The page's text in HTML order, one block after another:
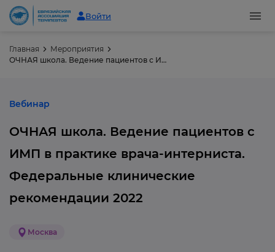
Войти
Главная
Мероприятия
ОЧНАЯ школа. Ведение пациентов с ИМП в практике врача-интерниста. Федеральные клинические рекомендации 2022
Вебинар
ОЧНАЯ школа. Ведение пациентов с
ИМП в практике врача-интерниста.
Федеральные клинические
рекомендации 2022
Москва